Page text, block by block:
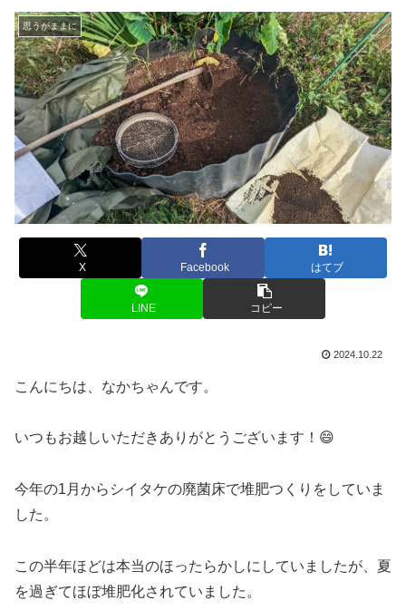
思うがままに
X Facebook はてブ
LINE コピー
2024.10.22
こんにちは、なかちゃんです。
いつもお越しいただきありがとうございます！😄
今年の1月からシイタケの廃菌床で堆肥つくりをしていま
した。
この半年ほどは本当のほったらかしにしていましたが、夏
を過ぎてほぼ堆肥化されていました。